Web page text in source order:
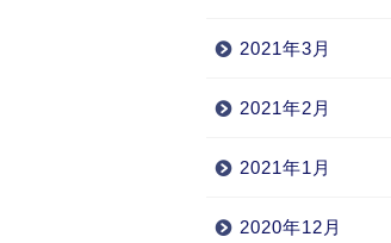
2021年3月
2021年2月
2021年1月
2020年12月